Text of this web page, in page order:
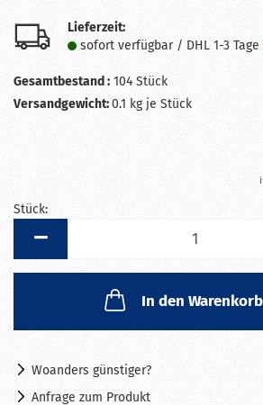
Lieferzeit:
sofort verfügbar / DHL 1-3 Tage
Gesamtbestand : 104 Stück
Versandgewicht:0.1 kg je Stück
Stück:
In den Warenkorb
Woanders günstiger?
Anfrage zum Produkt